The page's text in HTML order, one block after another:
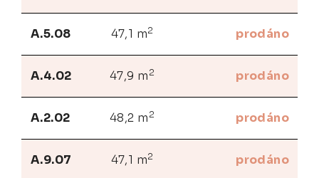
A.5.08 47,1 m2 prodáno
A.4.02 47,9 m 2 prodáno
A.2.02 48,2 m 2 prodáno
A.9.07 47,1 m2 prodáno